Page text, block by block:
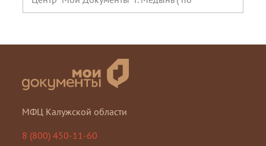
предварительной записи)
Центр "Мои Документы" г. Мосальск
Центр "Мои Документы" г. Обнинск, пр-т
Маркса
Центр "Мои Документы" г. Обнинск, ул.
МФЦ Калужской области
8 (800) 450-11-60